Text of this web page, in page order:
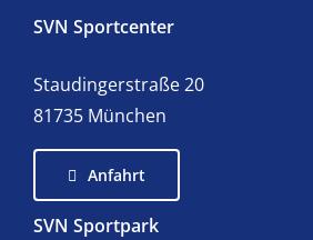
SVN Sportcenter
Staudingerstraße 20
81735 München
Anfahrt
SVN Sportpark